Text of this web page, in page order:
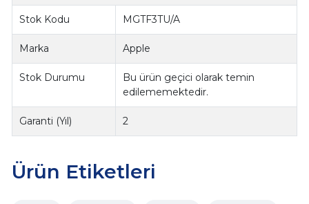
Stok Kodu MGTF3TU/A
Marka Apple
Stok Durumu
Bu ürün geçici olarak temin
edilememektedir.
Garanti (Yıl) 2
Ürün Etiketleri